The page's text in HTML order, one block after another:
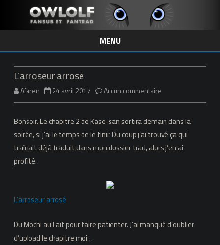
MENU
Skip
to
L’arroseur arrosé
Afaren 24 avril 2017 Aucun commentaire
arrosé
Bonsoir. Le chapitre 2 de Kase-san sortira demain dans la
soirée, si j’ai le temps de le finir. Du coup j’ai trouvé ça qui
traînait déjà traduit dans mon dossier trad, alors j’en ai
profité.
L’arroseur arrosé
Du Mochi au Lait pour faire patienter. J’ai manqué d’oublier
d’upload le chapitre moi…